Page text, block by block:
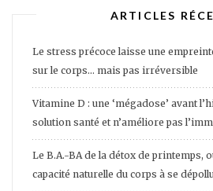
ARTICLES
Le stress précoce laisse une
sur le corps… mais pas irréversible
Vitamine D : une ‘mégadose’ avant
solution santé et n’améliore pas
Le B.A.-BA de la détox de printemps,
capacité naturelle du corps à se